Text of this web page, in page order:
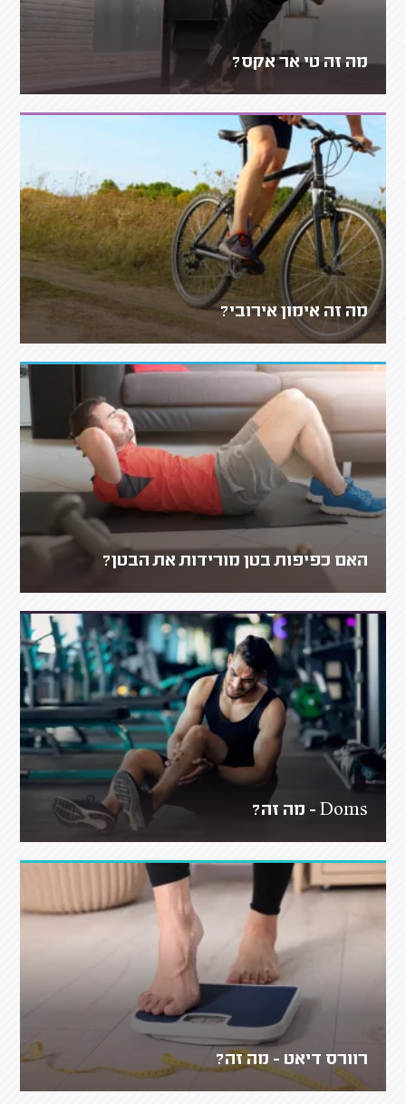
מה זה טי אר אקס?
מה זה אימון אירובי?
האם כפיפות בטן מורידות את הבטן?
Doms - מה זה?
רוורס דיאט - מה זה?